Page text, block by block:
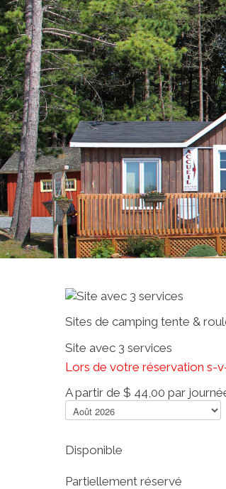
Sites de camping tente &
Site avec 3 services
Lors de votre réservation s-
A partir de $ 44,00 par
Disponible
Partiellement réservé